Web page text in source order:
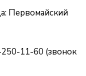
Первомайский
11-60 (звонок